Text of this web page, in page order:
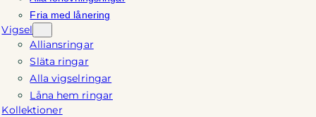
Fria med lånering
Vigsel
Alliansringar
Släta ringar
Alla vigselringar
Låna hem ringar
Kollektioner